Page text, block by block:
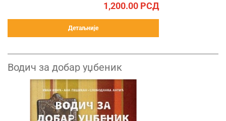
1,200.00 РСД
Детаљније
Водич за добар уџбеник